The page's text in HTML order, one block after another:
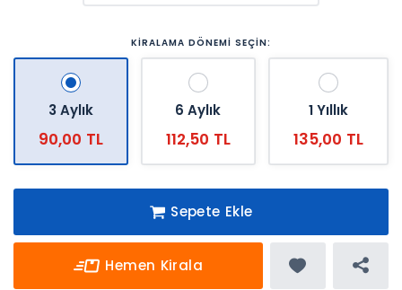
KİRALAMA DÖNEMİ SEÇİN:
3 Aylık
90,00 TL
6 Aylık
112,50 TL
1 Yıllık
135,00 TL
Sepete Ekle
Hemen Kirala